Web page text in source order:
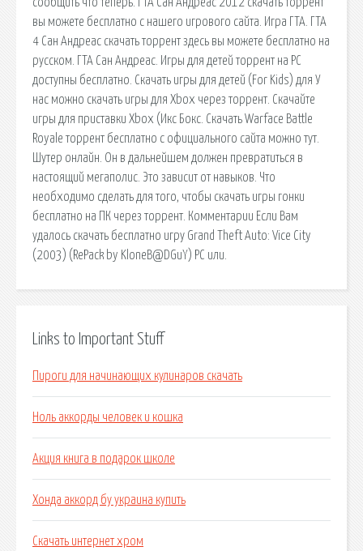
вы можете бесплатно с нашего игрового сайта. Игра ГТА. ГТА
4 Сан Андреас скачать торрент здесь вы можете бесплатно на
русском. ГТА Сан Андреас. Игры для детей торрент на PC
доступны бесплатно. Скачать игры для детей (For Kids) для У
нас можно скачать игры для Xbox через торрент. Скачайте
игры для приставки Xbox (Икс Бокс. Скачать Warface Battle
Royale торрент бесплатно с официального сайта можно тут.
Шутер онлайн. Он в дальнейшем должен превратиться в
настоящий мегаполис. Это зависит от навыков. Что
необходимо сделать для того, чтобы скачать игры гонки
бесплатно на ПК через торрент. Комментарии Если Вам
удалось скачать бесплатно игру Grand Theft Auto: Vice City
(2003) (RePack by KloneB@DGuY) PC или.
Links to Important Stuff
Пироги для начинающих кулинаров скачать
Ноль аккорды человек и кошка
Акция книга в подарок школе
Хонда аккорд бу украина купить
Скачать интернет хром